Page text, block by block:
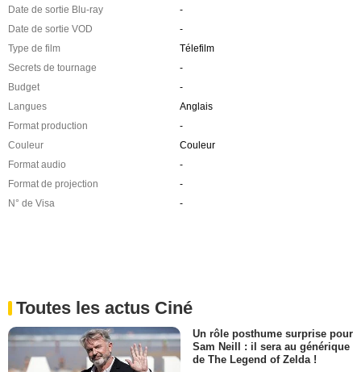
Date de sortie Blu-ray
-
Date de sortie VOD
-
Type de film
Télefilm
Secrets de tournage
-
Budget
-
Langues
Anglais
Format production
-
Couleur
Couleur
Format audio
-
Format de projection
-
N° de Visa
-
Toutes les actus Ciné
Un rôle posthume surprise pour
Sam Neill : il sera au générique
de The Legend of Zelda !